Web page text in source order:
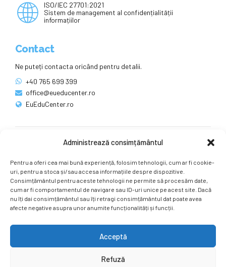
Administrează consimțământul
Pentru a oferi cea mai bună experiență, folosim tehnologii, cum ar fi cookie-
uri, pentru a stoca și/sau accesa informațiile despre dispozitive.
Consimțământul pentru aceste tehnologii ne permite să procesăm date,
cum ar fi comportamentul de navigare sau ID-uri unice pe acest site. Dacă
nu îți dai consimțământul sau îți retragi consimțământul dat poate avea
afecte negative asupra unor anumite funcționalități și funcții.
Acceptă
Refuză
ISO/IEC 27701:2021
Sistem de management al confidențialității
informațiilor
Contact
Ne puteți contacta oricând pentru detalii.
+40 765 699 399
office@eueducenter.ro
EuEduCenter.ro
Ne puteți găsi și pe rețelele sociale.